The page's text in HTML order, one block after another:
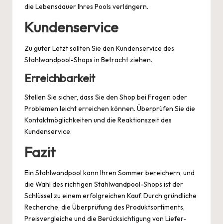
die Lebensdauer Ihres Pools verlängern.
Kundenservice
Zu guter Letzt sollten Sie den Kundenservice des
Stahlwandpool-Shops in Betracht ziehen.
Erreichbarkeit
Stellen Sie sicher, dass Sie den Shop bei Fragen oder
Problemen leicht erreichen können. Überprüfen Sie die
Kontaktmöglichkeiten und die Reaktionszeit des
Kundenservice.
Fazit
Ein Stahlwandpool kann Ihren Sommer bereichern, und
die Wahl des richtigen Stahlwandpool-Shops ist der
Schlüssel zu einem erfolgreichen Kauf. Durch gründliche
Recherche, die Überprüfung des Produktsortiments,
Preisvergleiche und die Berücksichtigung von Liefer-